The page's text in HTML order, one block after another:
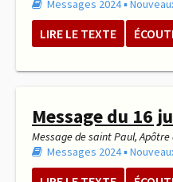
Messages 2024▪︎
LIRE LE TEXTE
Message du 16
Message de saint Paul, Apôtre
Messages 2024▪︎